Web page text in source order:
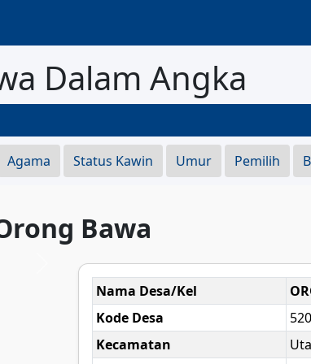
Dalam Angka
Agama Status Kawin Umur Pemilih
Bawa
Nama Desa/Kel
Kode Desa
Kecamatan